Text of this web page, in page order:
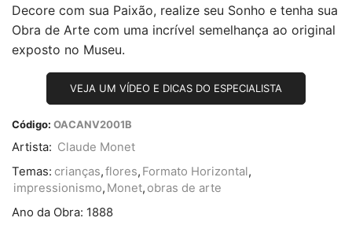
Decore com sua Paixão, realize seu Sonho e tenha sua
Obra de Arte com uma incrível semelhança ao original
exposto no Museu.
VEJA UM VÍDEO E DICAS DO ESPECIALISTA
Código: OACANV2001B
Artista: Claude Monet
Temas: crianças,flores, Formato Horizontal,
impressionismo, Monet, obras de arte
Ano da Obra: 1888